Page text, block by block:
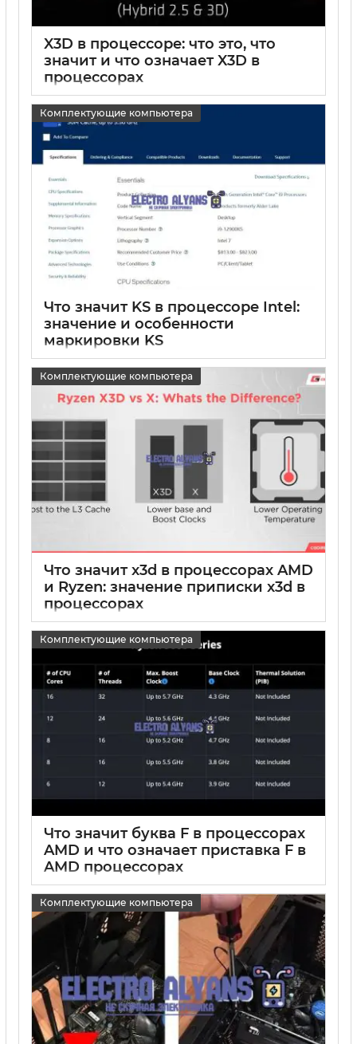
X3D в процессоре: что это, что
значит и что означает X3D в
процессорах
Комплектующие компьютера
Что значит KS в процессоре Intel:
значение и особенности
маркировки KS
Комплектующие компьютера
Что значит x3d в процессорах AMD
и Ryzen: значение приписки x3d в
процессорах
Комплектующие компьютера
Что значит буква F в процессорах
AMD и что означает приставка F в
AMD процессорах
Комплектующие компьютера